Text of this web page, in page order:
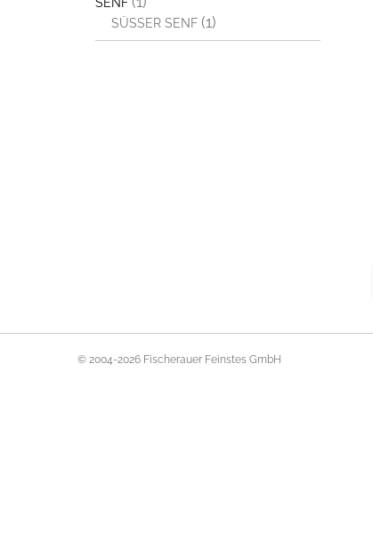
SÜSSER SENF (1)
© 2004-2026 Fischerauer Feinstes GmbH